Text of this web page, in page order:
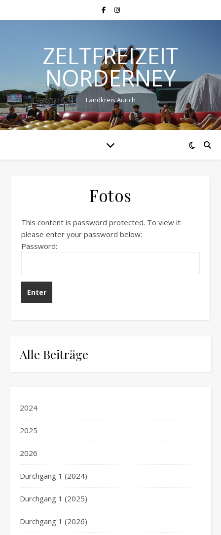
ZELTFREIZEIT
NORDERNEY
Landkreis Aurich
Fotos
This content is password protected. To view it
please enter your password below:
Password:
Alle Beiträge
2024
2025
2026
Durchgang 1 (2024)
Durchgang 1 (2025)
Durchgang 1 (2026)